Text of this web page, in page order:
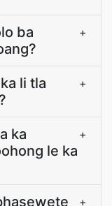
ba
+
li tla
+
ka
le ka
+
+